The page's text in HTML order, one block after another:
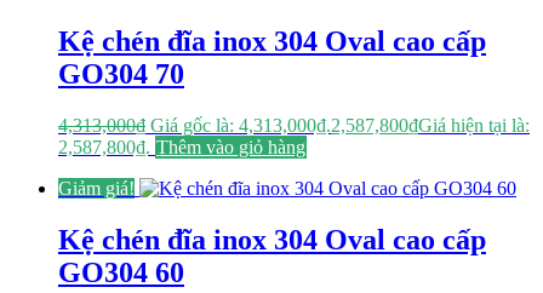
Kệ chén đĩa inox 304 Oval cao cấp
GO304 70
4,313,000₫ Giá gốc là: 4,313,000₫.2,587,800₫Giá hiện tại là:
2,587,800₫. Thêm vào giỏ hàng
Giảm giá!
Kệ chén đĩa inox 304 Oval cao cấp
GO304 60